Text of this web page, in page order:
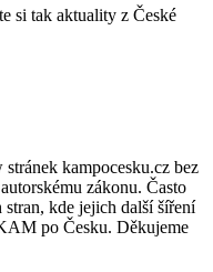
si tak aktuality z České
kampocesku.cz bez
zákonu. Často
kde jejich další šíření
po Česku. Děkujeme